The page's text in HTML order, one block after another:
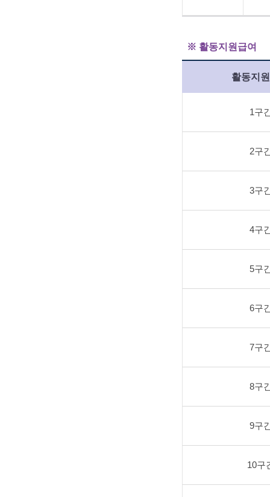
※ 활동지원급여
활동지
1구
2구
3구
4구
5구
6구
7구
8구
9구
10구